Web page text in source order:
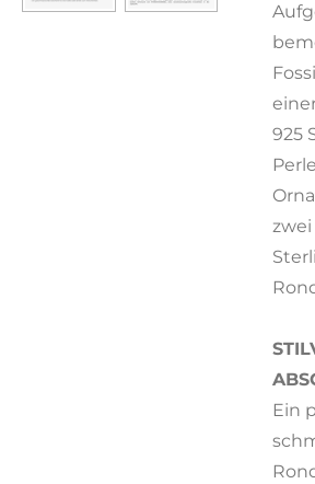
925
Ein